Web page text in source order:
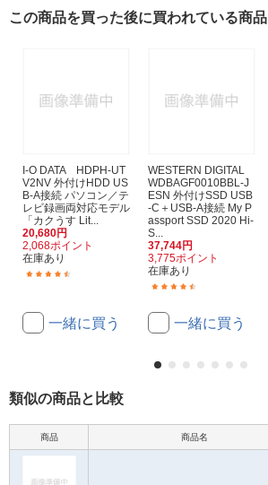
この商品を買った後に買われている商品
I-O DATA HDPH-UT
V2NV 外付けHDD US
B-A接続 パソコン／テ
レビ録画両対応モデル
「カクうす Lit...
20,680円
2,068ポイント
在庫あり
一緒に買う
WESTERN DIGITAL
WDBAGF0010BBL-J
ESN 外付けSSD USB
-C＋USB-A接続 My P
assport SSD 2020 Hi-
S...
37,744円
3,775ポイント
在庫あり
一緒に買う
類似の商品と比較
商品 商品名